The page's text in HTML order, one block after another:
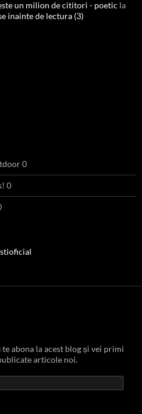
un milion de cititori - poetic la
inainte de lectura (3)
0
0
abona la acest blog și vei primi
articole noi.